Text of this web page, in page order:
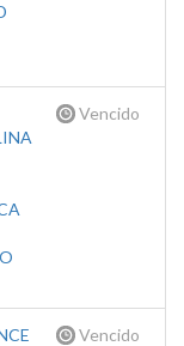
Vencido
Vencido